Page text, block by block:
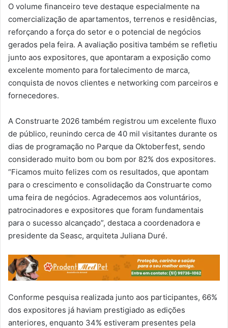
O volume financeiro teve destaque especialmente na
comercialização de apartamentos, terrenos e residências,
reforçando a força do setor e o potencial de negócios
gerados pela feira. A avaliação positiva também se refletiu
junto aos expositores, que apontaram a exposição como
excelente momento para fortalecimento de marca,
conquista de novos clientes e networking com parceiros e
fornecedores.
A Construarte 2026 também registrou um excelente fluxo
de público, reunindo cerca de 40 mil visitantes durante os
dias de programação no Parque da Oktoberfest, sendo
considerado muito bom ou bom por 82% dos expositores.
“Ficamos muito felizes com os resultados, que apontam
para o crescimento e consolidação da Construarte como
uma feira de negócios. Agradecemos aos voluntários,
patrocinadores e expositores que foram fundamentais
para o sucesso alcançado”, destaca a coordenadora e
presidente da Seasc, arquiteta Juliana Duré.
Conforme pesquisa realizada junto aos participantes, 66%
dos expositores já haviam prestigiado as edições
anteriores, enquanto 34% estiveram presentes pela